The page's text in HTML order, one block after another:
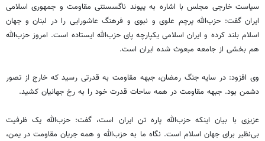
سیاست خارجی مجلس با اشاره به پیوند ناگسستنی مقاومت و جمهوری اسلامی
ایران گفت: حزب‌الله پرچم علوی و نبوی و فرهنگ عاشورایی را در لبنان و جهان
اسلام بلند کرده و ایران اسلامی یکپارچه پای حزب‌الله ایستاده است. امروز حزب‌الله
هم بخشی از جامعه مبعوث شده ایران است.
وی افزود: در سایه جنگ رمضان، جبهه مقاومت به قدرتی رسید که خارج از تصور
دشمن بود. جبهه مقاومت در همه ساحات قدرت خود را به رخ جهانیان کشید.
عزیزی با بیان اینکه حزب‌الله پاره تن ایران است، گفت: حزب‌الله یک ظرفیت
بی‌نظیر برای جهان اسلام است. نگاه ما به حزب‌الله و همه جریان مقاومت در یمن،